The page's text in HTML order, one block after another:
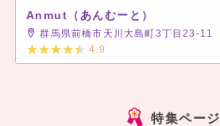
Anmut（あんむーと）
群馬県前橋市天川大島町3丁目23-11
4.9
特集ページ